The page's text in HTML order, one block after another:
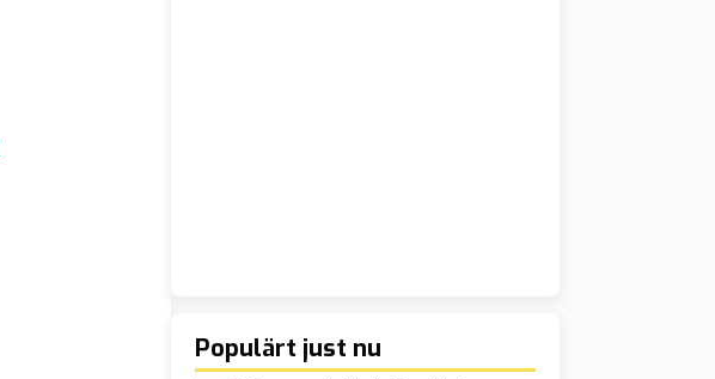
Populärt just nu